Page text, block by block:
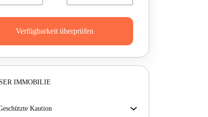
Verfügbarkeit überprüfen
IMMOBILIE
Geschützte Kaution